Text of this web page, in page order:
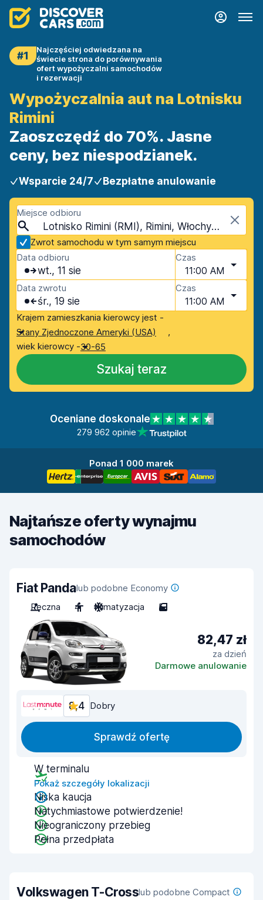
#1
Najczęściej odwiedzana na
świecie strona do porównywania
ofert wypożyczalni samochodów
i rezerwacji
Wypożyczalnia aut na Lotnisku
Rimini
Zaoszczędź do 70%. Jasne
ceny, bez niespodzianek.
Wsparcie 24/7 Bezpłatne anulowanie
Miejsce odbioru
Lotnisko Rimini (RMI), Rimini, Włochy - Ląd Stały
Zwrot samochodu w tym samym miejscu
Data odbioru
wt., 11 sie
Czas
11:00 AM
Data zwrotu
śr., 19 sie
Czas
11:00 AM
Krajem zamieszkania kierowcy jest -
Stany Zjednoczone Ameryki (USA)
,
wiek kierowcy -30-65
Szukaj teraz
Oceniane doskonale
279 962 opinie
Ponad 1 000 marek
Najtańsze oferty wynajmu
samochodów
Fiat Pandalub podobne Economy
Ręczna
4 Klimatyzacja 5
82,47 zł
za dzień
Darmowe anulowanie
8,4 Dobry
Sprawdź ofertę
W terminalu
Pokaż szczegóły lokalizacji
Niska kaucja
Natychmiastowe potwierdzenie!
Nieograniczony przebieg
Pełna przedpłata
Volkswagen T-Crosslub podobne Compact